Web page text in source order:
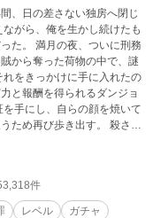
、日の差さない独房へ閉じ
いに刑務
から奪った荷物の中で、謎
と報酬を得られるダンジョ
再び歩き出す。 殺され
これは、すべて
件
レベル
ガチャ